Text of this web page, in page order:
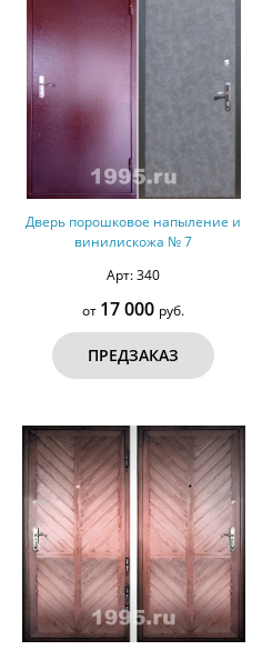
Дверь порошковое напыление и
винилискожа № 7
Арт: 340
от 17 000 руб.
ПРЕДЗАКАЗ